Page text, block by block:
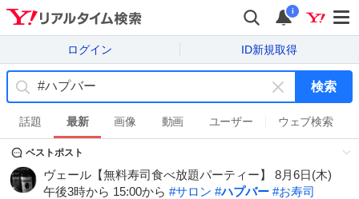
i
ログイン ID新規取得
キ
ー
ワ
ド
を
検索
話題 最新 画像 動画 ユーザー ウェブ検索
ベストポスト
ヴェール【無料寿司食べ放題パーティー】 8月6日(木)
午後3時から 15:00から #サロン #ハプバー #お寿司